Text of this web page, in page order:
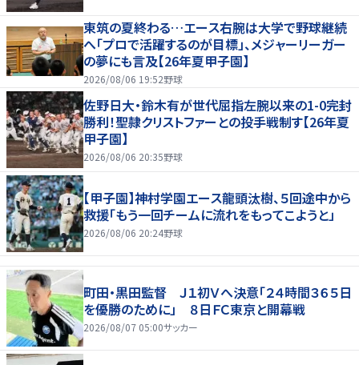
東筑の夏終わる…エース右腕は大学で野球継続
へ「プロで活躍するのが目標」、メジャーリーガー
の夢にも言及【26年夏甲子園】
2026/08/06 19:52野球
佐野日大・鈴木有が世代屈指左腕以来の1-0完封
勝利！聖隷クリストファーとの投手戦制す【26年夏
甲子園】
2026/08/06 20:35野球
【甲子園】神村学園エース龍頭汰樹、５回途中から
救援「もう一回チームに流れをもってこようと」
2026/08/06 20:24野球
町田・黒田監督 Ｊ１初Ｖへ決意「２４時間３６５日
を優勝のために」 ８日ＦＣ東京と開幕戦
2026/08/07 05:00サッカー